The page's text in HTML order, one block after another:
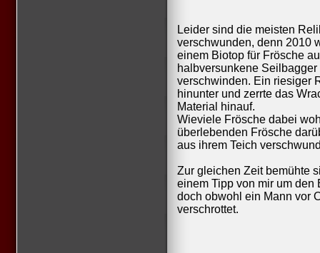
Leider sind die meisten
verschwunden, denn 2010
einem Biotop für Frösche
halbversunkene
verschwinden. Ein riesiger
hinunter und zerrte das
Material hinauf.
Wieviele Frösche dabei
überlebenden Frösche
aus ihrem Teich
Zur gleichen Zeit bemühte
einem Tipp von mir um
doch obwohl ein Mann vor
verschrottet.